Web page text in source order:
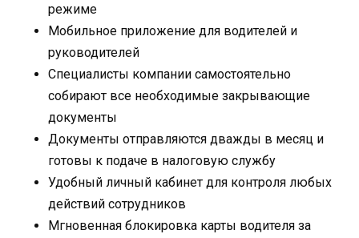
режиме
Мобильное приложение для водителей и
руководителей
Специалисты компании самостоятельно
собирают все необходимые закрывающие
документы
Документы отправляются дважды в месяц и
готовы к подаче в налоговую службу
Удобный личный кабинет для контроля любых
действий сотрудников
Мгновенная блокировка карты водителя за